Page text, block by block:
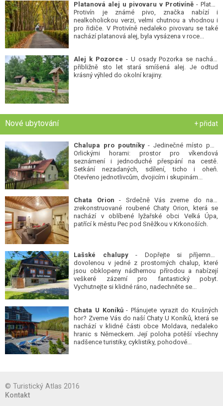
Platanová alej u pivovaru v Protivíně - Platan
Protivín je známé pivo, značka nabízí i
nealkoholickou verzi, velmi chutnou a vhodnou i
pro řidiče. V Protivíně nedaleko pivovaru se také
nachází platanová alej, byla vysázena v roce...
Alej k Pozorce - U osady Pozorka se nachází
přibližně sto let stará smíšená alej. Je odtud
krásný výhled do okolní krajiny.
Nové ubytování + přidat
Chalupa pro poutníky- Jedinečné místo pod
Orlickými horami: prostor pro víkendová
seznámení i jednoduché přespání na cestě.
Setkání nezadaných, sdílení, ticho i oheň.
Otevřeno jednotlivcům, dvojicím i skupinám...
Chata Orion - Srdečně Vás zveme do naší
zrekonstruované roubené Chaty Orion, která se
nachází v oblíbené lyžařské obci Velká Úpa,
patřící k městu Pec pod Sněžkou v Krkonoších.
Lašské chalupy- Dopřejte si příjemnou
dovolenou v jedné z prostorných chalup, které
jsou obklopeny nádhernou přírodou a nabízejí
veškeré zázemí pro fantastický pobyt.
Vychutnejte si klidné ráno, nadechněte se...
Chata U Koníků- Plánujete vyrazit do Krušných
hor? Zveme Vás do naší Chaty U Koníků, která se
nachází v klidné části obce Moldava, nedaleko
hranic s Německem. Její poloha potěší všechny
nadšence turistiky, cyklistiky, pohodové...
© Turistický Atlas 2016
Kontakt